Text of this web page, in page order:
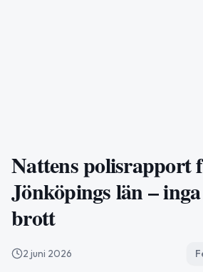
Nattens polisrapport
Jönköpings län –
brott
2 juni 2026